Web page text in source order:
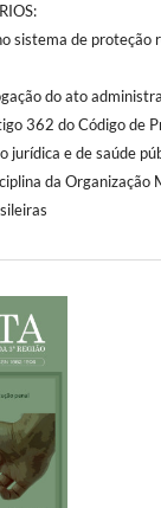
sistema de proteção
do ato
362 do Código de
jurídica e de saúde
da Organização